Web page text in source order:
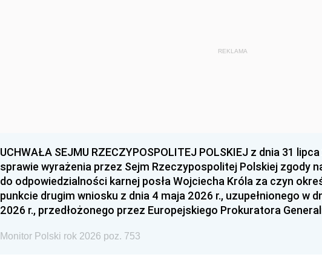
REKLAMA
UCHWAŁA SEJMU RZECZYPOSPOLITEJ POLSKIEJ z dnia 31
sprawie wyrażenia przez Sejm Rzeczypospolitej Polskiej zgody
do odpowiedzialności karnej posła Wojciecha Króla za czyn
punkcie drugim wniosku z dnia 4 maja 2026 r., uzupełnionego w
2026 r., przedłożonego przez Europejskiego Prokuratora
Monitor Polski rok 2026 poz. 753